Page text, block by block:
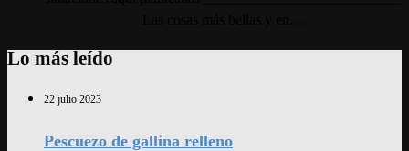
Lo más leído
22 julio 2023
Pescuezo de gallina relleno